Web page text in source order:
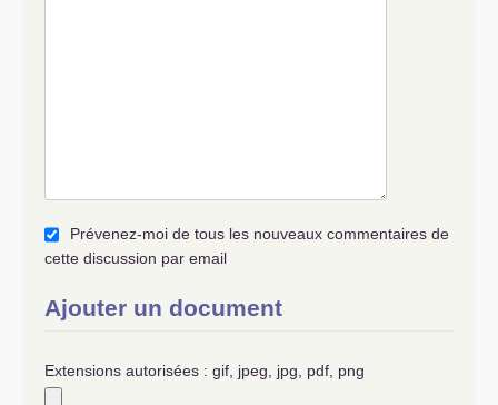
Prévenez-moi de tous les nouveaux commentaires de
cette discussion par email
Ajouter un document
Extensions autorisées : gif, jpeg, jpg, pdf, png